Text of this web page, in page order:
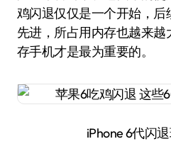
鸡闪退仅仅是一个开始，
先进，所占用内存也越来
存手机才是最为重要的。
iPhone 6代闪